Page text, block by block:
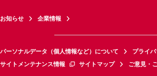
お知らせ 企業情報
パーソナルデータ（個人情報など）について プライ
サイトメンテナンス情報
サイトマップ ご意見・